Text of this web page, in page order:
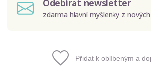
Odebírat newsletter
zdarma hlavní myšlenky z
Odeslat
Přidat k oblíbeným a